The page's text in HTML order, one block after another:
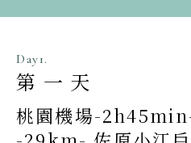
Day1.
第一天
桃園機場-